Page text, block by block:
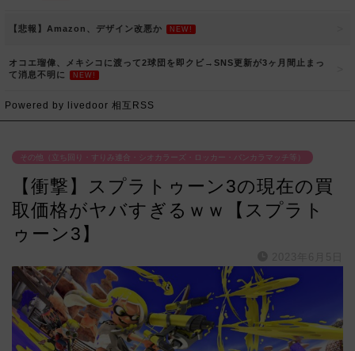
【悲報】Amazon、デザイン改悪か NEW!
オコエ瑠偉、メキシコに渡って2球団を即クビ→SNS更新が3ヶ月間止まっ
て消息不明に
NEW!
Powered by livedoor 相互RSS
その他（立ち回り・すりみ連合・シオカラーズ・ロッカー・バンカラマッチ等）
【衝撃】スプラトゥーン3の現在の買
取価格がヤバすぎるｗｗ【スプラト
ゥーン3】